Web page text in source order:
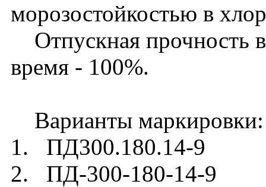
морозостойкостью в
Отпускная прочность
время - 100%.
Варианты маркировки:
1. ПД300.180.14-9
2. ПД-300-180-14-9